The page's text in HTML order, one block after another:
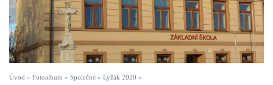
Úvod » Fotoalbum » Společné » Lyžák 2020 »